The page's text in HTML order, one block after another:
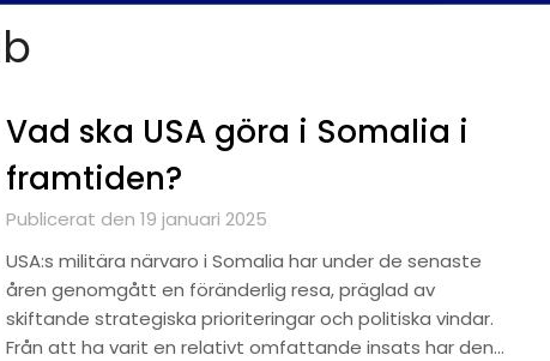
Vad ska USA göra i Somalia i
framtiden?
Publicerat den 19 januari 2025
USA:s militära närvaro i Somalia har under de senaste
åren genomgått en föränderlig resa, präglad av
skiftande strategiska prioriteringar och politiska vindar.
Från att ha varit en relativt omfattande insats har den…